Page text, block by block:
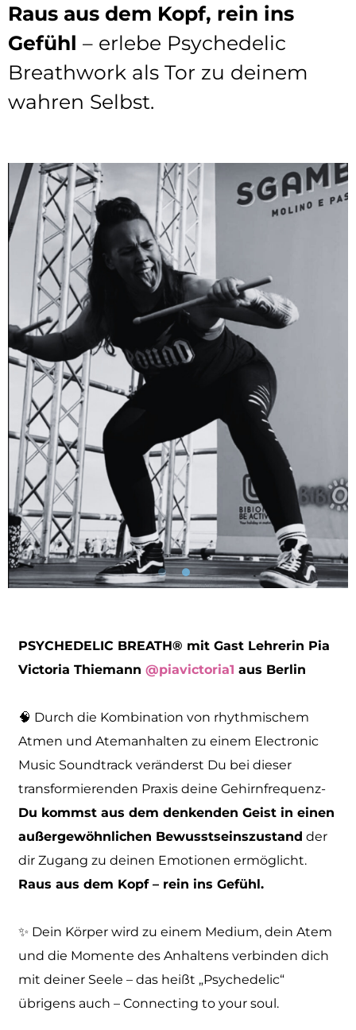
Raus aus dem Kopf, rein ins
Gefühl – erlebe Psychedelic
Breathwork als Tor zu deinem
wahren Selbst.
PSYCHEDELIC BREATH®️ mit Gast Lehrerin Pia
Victoria Thiemann@piavictoria1 aus Berlin
🧠 Durch die Kombination von rhythmischem
Atmen und Atemanhalten zu einem Electronic
Music Soundtrack veränderst Du bei dieser
transformierenden Praxis deine Gehirnfrequenz-
Du kommst aus dem denkenden Geist in einen
außergewöhnlichen Bewusstseinszustand der
dir Zugang zu deinen Emotionen ermöglicht.
Raus aus dem Kopf – rein ins Gefühl.
✨ Dein Körper wird zu einem Medium, dein Atem
und die Momente des Anhaltens verbinden dich
mit deiner Seele – das heißt „Psychedelic“
übrigens auch – Connecting to your soul.